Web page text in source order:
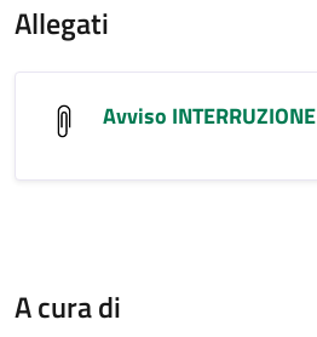
Allegati
Avviso
A cura di